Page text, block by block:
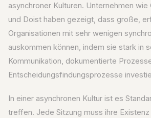
asynchroner Kulturen. Unternehmen
und Doist haben gezeigt, dass große,
Organisationen mit sehr wenigen
auskommen können, indem sie stark in
Kommunikation, dokumentierte
Entscheidungsfindungsprozesse
In einer asynchronen Kultur ist es
treffen. Jede Sitzung muss ihre